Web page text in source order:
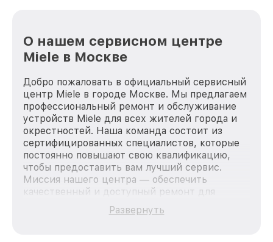
О нашем сервисном центре
Miele в Москве
Добро пожаловать в официальный сервисный
центр Miele в городе Москве. Мы предлагаем
профессиональный ремонт и обслуживание
устройств Miele для всех жителей города и
окрестностей. Наша команда состоит из
сертифицированных специалистов, которые
постоянно повышают свою квалификацию,
чтобы предоставить вам лучший сервис.
Миссия нашего центра — обеспечить
качественный и доступный ремонт для
каждого пользователя продукции Miele, вне
зависимости от сложности поломки. Мы
Развернуть